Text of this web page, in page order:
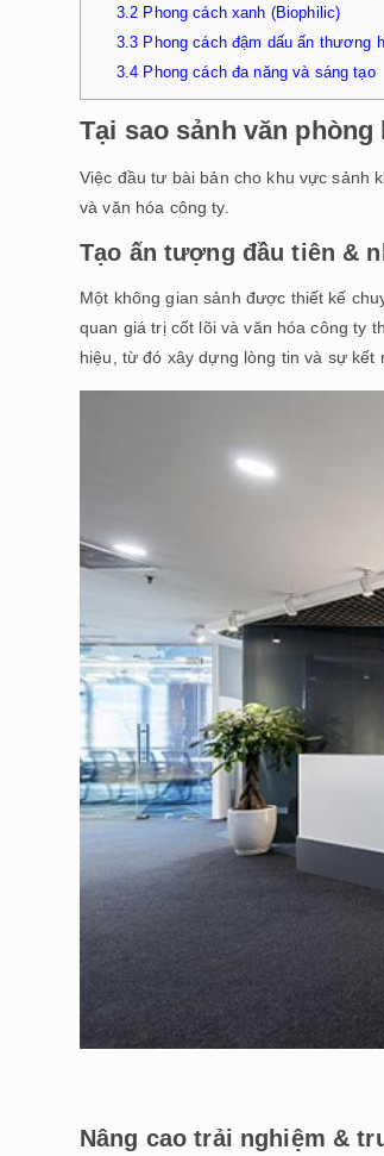
3.2 Phong cách xanh (Biophilic)
3.3 Phong cách đậm dấu ấn thương
3.4 Phong cách đa năng và sáng tạo
Tại sao sảnh văn
Việc đầu tư bài bản cho khu vực sảnh
và văn hóa công ty.
Tạo ấn tượng đầu tiên &
Một không gian sảnh được thiết kế
quan giá trị cốt lõi và văn hóa công ty
hiệu, từ đó xây dựng lòng tin và sự kết
Nâng cao trải nghiệm &